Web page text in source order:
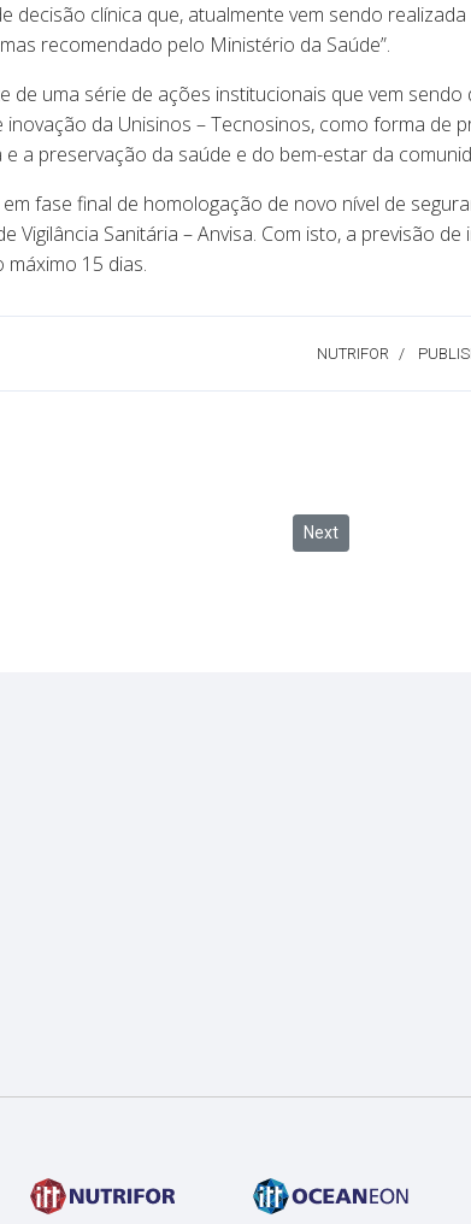
decisão clínica que, atualmente vem sendo
recomendado pelo Ministério da Saúde”.
de uma série de ações institucionais que vem sendo
inovação da Unisinos – Tecnosinos, como forma de
a preservação da saúde e do bem-estar da
fase final de homologação de novo nível de
Vigilância Sanitária – Anvisa. Com isto, a previsão de
15 dias.
NUTRIFOR
ao sistema de saúde do Estado prevê aNext article:
Next